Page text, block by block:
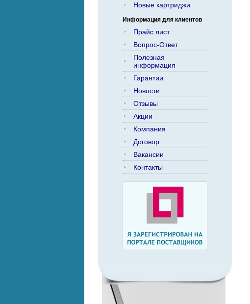
Новые картриджи
Информация для клиентов
Прайс лист
Вопрос-Ответ
Полезная
информация
Гарантии
Новости
Отзывы
Акции
Компания
Договор
Вакансии
Контакты